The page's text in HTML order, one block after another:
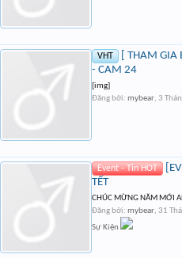
VHT
[ THAM GIA
- CAM 24
[img]
Đăng bởi: mybear, 3
Event - Tin HOT
TẾT
CHÚC MỪNG NĂM MỚI
Đăng bởi: mybear, 31
Sự Kiện